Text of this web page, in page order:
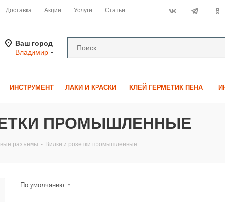
Доставка Акции Услуги Статьи
Ваш город
Владимир
ИНСТРУМЕНТ ЛАКИ И КРАСКИ КЛЕЙ ГЕРМЕТИК ПЕНА
ПРОМЫШЛЕННЫЕ
разъемы - Вилки и розетки промышленные
По умолчанию